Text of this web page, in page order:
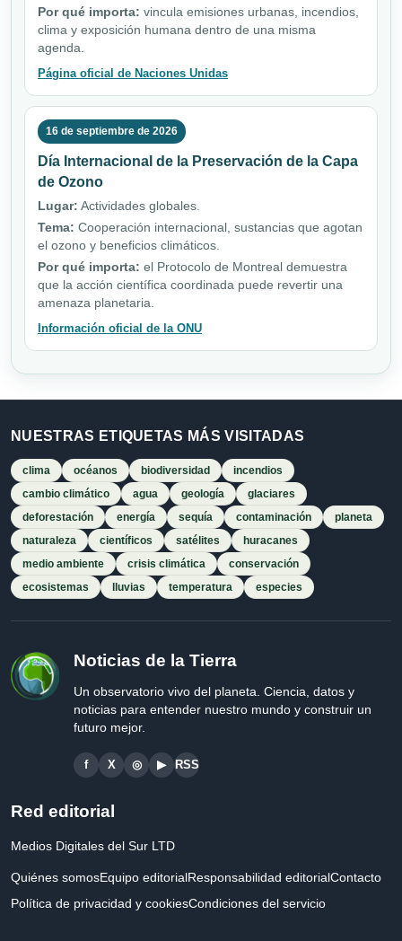
Por qué importa: vincula emisiones urbanas, incendios,
clima y exposición humana dentro de una misma
agenda.
Página oficial de Naciones Unidas
16 de septiembre de 2026
Día Internacional de la Preservación de la Capa
de Ozono
Lugar: Actividades globales.
Tema: Cooperación internacional, sustancias que agotan
el ozono y beneficios climáticos.
Por qué importa: el Protocolo de Montreal demuestra
que la acción científica coordinada puede revertir una
amenaza planetaria.
Información oficial de la ONU
NUESTRAS ETIQUETAS MÁS VISITADAS
clima océanos biodiversidad
incendios
cambio climático
agua geología
glaciares
deforestación
energía sequía contaminación
planeta
naturaleza
científicos satélites
huracanes
medio ambiente
crisis climática
conservación
ecosistemas
lluvias temperatura especies
Noticias de la Tierra
Un observatorio vivo del planeta. Ciencia, datos y
noticias para entender nuestro mundo y construir un
futuro mejor.
f X ◎ ▶ RSS
Red editorial
Medios Digitales del Sur LTD
Quiénes somosEquipo editorialResponsabilidad editorialContacto
Política de privacidad y cookiesCondiciones del servicio